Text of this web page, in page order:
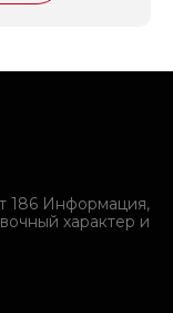
186 Информация,
характер и